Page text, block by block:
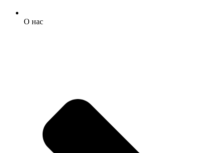
О нас